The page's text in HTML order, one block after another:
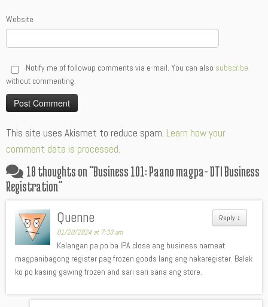
Website
Notify me of followup comments via e-mail. You can also subscribe
without commenting.
This site uses Akismet to reduce spam. Learn how your
comment data is processed.
18 thoughts on “Business 101: Paano magpa- DTI Business
Registration”
Reply ↓
Quenne
01/20/2024 at 7:33 am
Kelangan pa po ba IPA close ang business nameat
magpanibagong register pag frozen goods lang ang nakaregister. Balak
ko po kasing gawing frozen and sari sari sana ang store.